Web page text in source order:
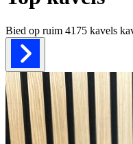
Bied op ruim 4175 kavels